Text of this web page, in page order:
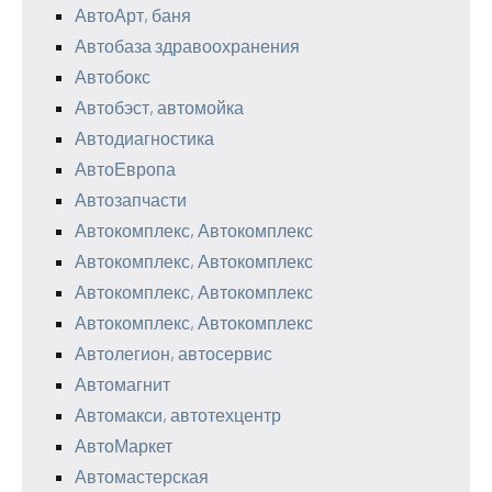
АвтоАрт, баня
Автобаза здравоохранения
Автобокс
Автобэст, автомойка
Автодиагностика
АвтоЕвропа
Автозапчасти
Автокомплекс, Автокомплекс
Автокомплекс, Автокомплекс
Автокомплекс, Автокомплекс
Автокомплекс, Автокомплекс
Автолегион, автосервис
Автомагнит
Автомакси, автотехцентр
АвтоМаркет
Автомастерская